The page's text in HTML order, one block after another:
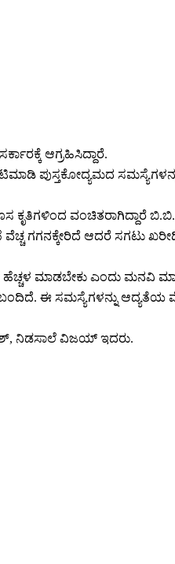
ಆಗ್ರಹಿಸಿದ್ದಾರೆ.
ಪುಸ್ತಕೋದ್ಯಮದ
ಕೃತಿಗಳಿಂದ ವಂಚಿತರಾಗಿದ್ದಾರೆ
ವೆಚ್ಚ ಗಗನಕ್ಕೇರಿದೆ ಆದರೆ ಸಗಟು
ಹೆಚ್ಚಳ ಮಾಡಬೇಕು ಎಂದು ಮನವಿ
ಬಂದಿದೆ. ಈ ಸಮಸ್ಯೆಗಳನ್ನು ಆದ್ಯತೆಯ
ನಿಡಸಾಲೆ ವಿಜಯ್‌ ಇದರು.